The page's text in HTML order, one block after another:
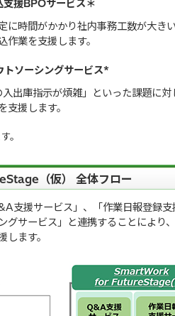
支援BPOサービス＊
に時間がかかり社内事務工数が大
業を支援します。
トソーシングサービス*
入出庫指示が煩雑」といった課題に
援します。
。
（仮） 全体フロー
支援サービス」、「作業日報登録
グサービス」と連携することにより
ます。